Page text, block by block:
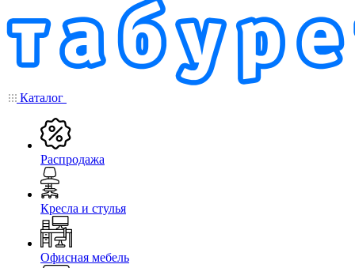
Каталог
Распродажа
Кресла и стулья
Офисная мебель